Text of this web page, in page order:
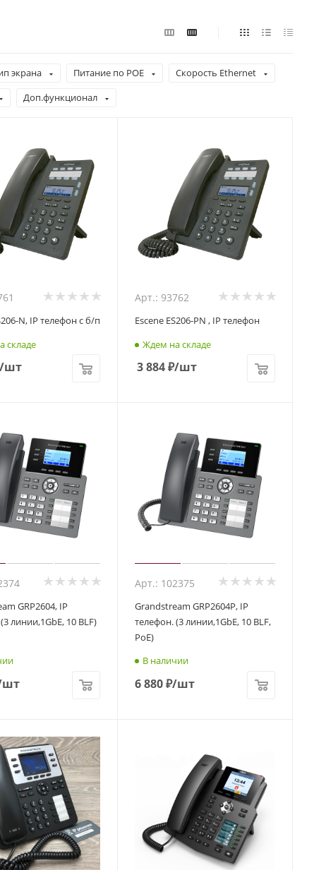
экрана Питание по РОЕ
Скорость Ethernet
Доп.функционал
N, IP телефон с б/п
складе
шт
Арт.: 93762
Escene ES206-PN , IP телефон
Ждем на складе
3 884₽/шт
GRP2604, IP
линии,1GbE, 10 BLF)
Арт.: 102375
Grandstream GRP2604P, IP
телефон. (3 линии,1GbE, 10 BLF,
PoE)
В наличии
6 880₽/шт